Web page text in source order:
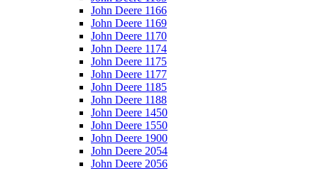
John Deere 1166
John Deere 1169
John Deere 1170
John Deere 1174
John Deere 1175
John Deere 1177
John Deere 1185
John Deere 1188
John Deere 1450
John Deere 1550
John Deere 1900
John Deere 2054
John Deere 2056